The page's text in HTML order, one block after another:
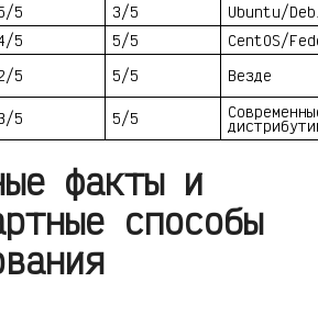
5 3/5
Ubuntu/
5 5/5
CentOS/
5 5/5 Везде
5 5/5
факты и
способы